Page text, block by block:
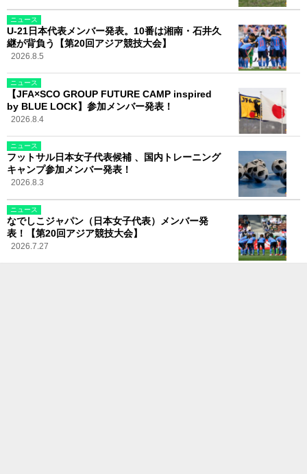
ニュース
U-21日本代表メンバー発表。10番は湘南・石井久
継が背負う【第20回アジア競技大会】
2026.8.5
ニュース
【JFA×SCO GROUP FUTURE CAMP inspired
by BLUE LOCK】参加メンバー発表！
2026.8.4
ニュース
フットサル日本女子代表候補 、国内トレーニング
キャンプ参加メンバー発表！
2026.8.3
ニュース
なでしこジャパン（日本女子代表）メンバー発
表！【第20回アジア競技大会】
2026.7.27